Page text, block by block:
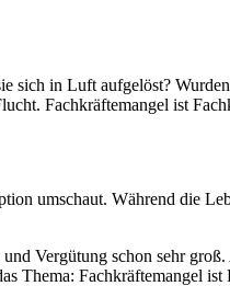
sich in Luft aufgelöst?
Fachkräftemangel ist
umschaut. Während die
Vergütung schon sehr groß.
Thema: Fachkräftemangel ist